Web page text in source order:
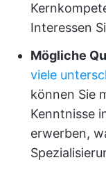
Interessen
Mögliche
viele
können Sie
Kenntnisse
erwerben,